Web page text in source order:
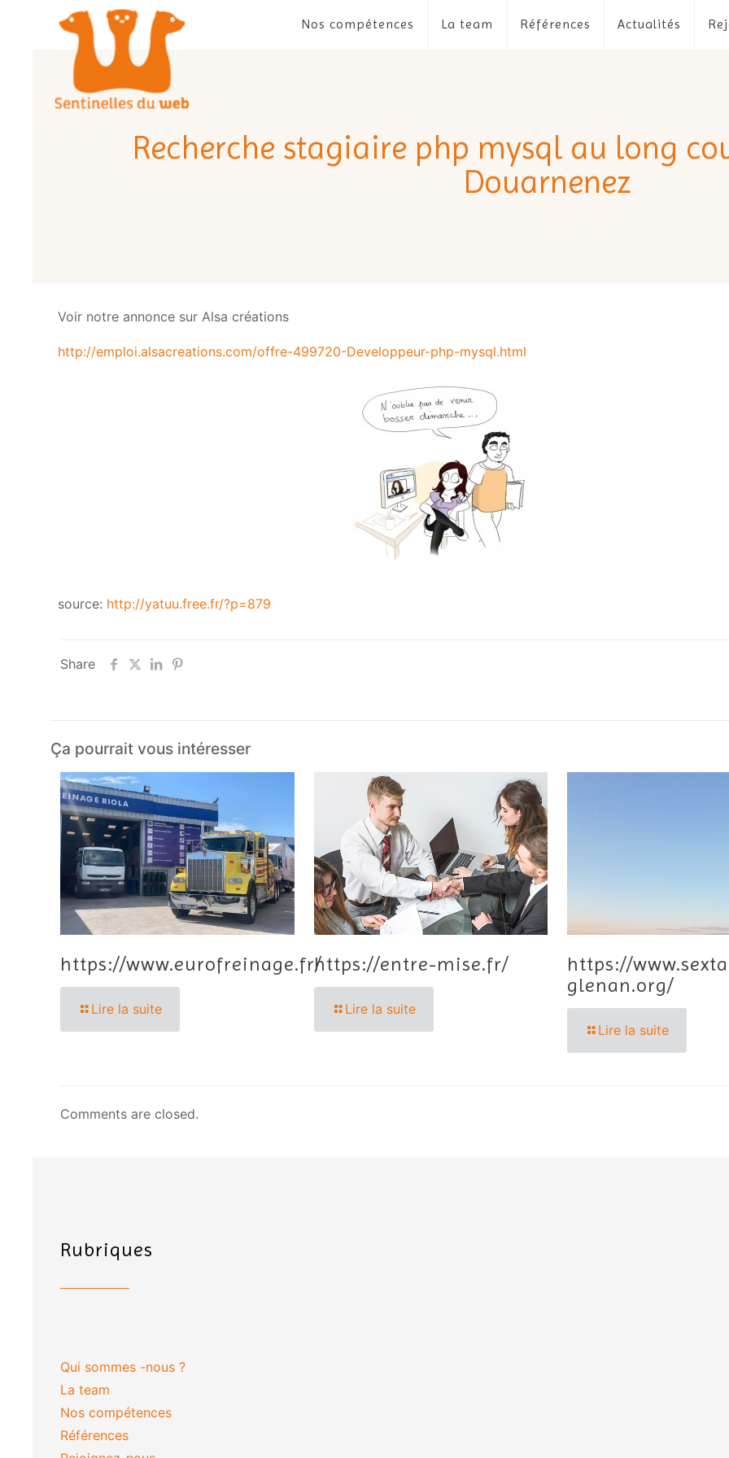
Nos compétences La team Références Actualités
Recherche stagiaire php mysql au long
Douarnenez
Voir notre annonce sur Alsa créations
http://emploi.alsacreations.com/offre-499720-Developpeur-php-mysql.html
source: http://yatuu.free.fr/?p=879
Share
Ça pourrait vous intéresser
https://www.eurofreinage.fr/
Lire la suite
https://entre-mise.fr/
Lire la suite
https://
glenan.org/
Lire la suite
Comments are closed.
Rubriques
Qui sommes -nous ?
La team
Nos compétences
Références